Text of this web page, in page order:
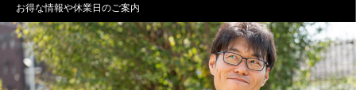
お得な情報や休業日のご案内